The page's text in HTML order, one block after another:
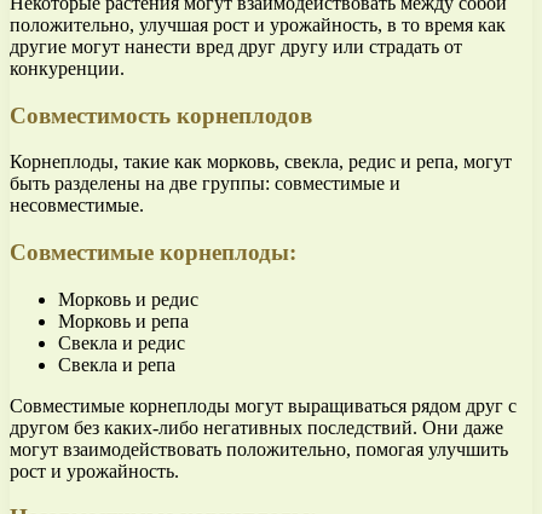
положительно, улучшая рост и урожайность, в то время как
другие могут нанести вред друг другу или страдать от
конкуренции.
Совместимость корнеплодов
Корнеплоды, такие как морковь, свекла, редис и репа, могут
быть разделены на две группы: совместимые и
несовместимые.
Совместимые корнеплоды:
Морковь и редис
Морковь и репа
Свекла и редис
Свекла и репа
Совместимые корнеплоды могут выращиваться рядом друг с
другом без каких-либо негативных последствий. Они даже
могут взаимодействовать положительно, помогая улучшить
рост и урожайность.